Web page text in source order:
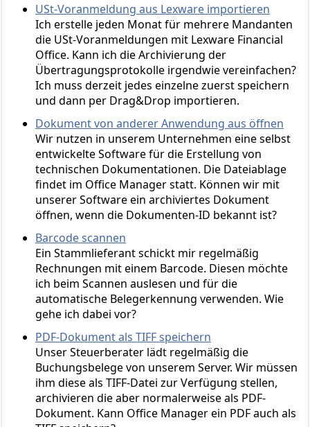
USt-Voranmeldung aus Lexware importieren
Ich erstelle jeden Monat für mehrere Mandanten
die USt-Voranmeldungen mit Lexware Financial
Office. Kann ich die Archivierung der
Übertragungsprotokolle irgendwie vereinfachen?
Ich muss derzeit jedes einzelne zuerst speichern
und dann per Drag&Drop importieren.
Dokument von anderer Anwendung aus öffnen
Wir nutzen in unserem Unternehmen eine selbst
entwickelte Software für die Erstellung von
technischen Dokumentationen. Die Dateiablage
findet im Office Manager statt. Können wir mit
unserer Software ein archiviertes Dokument
öffnen, wenn die Dokumenten-ID bekannt ist?
Barcode scannen
Ein Stammlieferant schickt mir regelmäßig
Rechnungen mit einem Barcode. Diesen möchte
ich beim Scannen auslesen und für die
automatische Belegerkennung verwenden. Wie
gehe ich dabei vor?
PDF-Dokument als TIFF speichern
Unser Steuerberater lädt regelmäßig die
Buchungsbelege von unserem Server. Wir müssen
ihm diese als TIFF-Datei zur Verfügung stellen,
archivieren die aber normalerweise als PDF-
Dokument. Kann Office Manager ein PDF auch als